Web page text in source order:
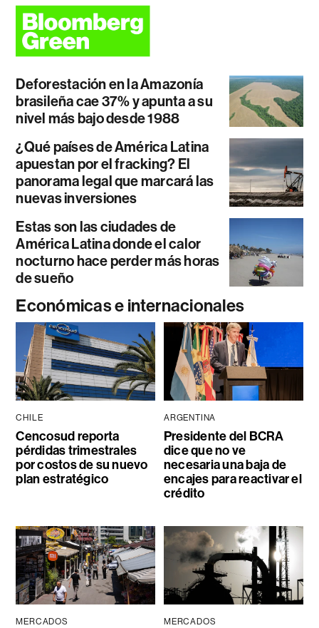
Deforestación en la Amazonía
brasileña cae 37% y apunta a su
nivel más bajo desde 1988
¿Qué países de América Latina
apuestan por el fracking? El
panorama legal que marcará las
nuevas inversiones
Estas son las ciudades de
América Latina donde el calor
nocturno hace perder más horas
de sueño
Económicas e internacionales
CHILE
Cencosud reporta
pérdidas trimestrales
por costos de su nuevo
plan estratégico
ARGENTINA
Presidente del BCRA
dice que no ve
necesaria una baja de
encajes para reactivar el
crédito
MERCADOS MERCADOS